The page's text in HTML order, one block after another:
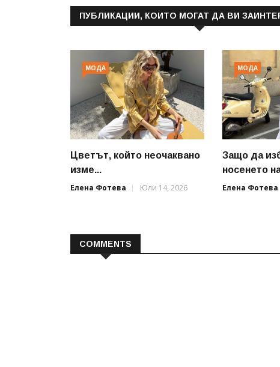
ПУБЛИКАЦИИ, КОИТО МОГАТ ДА ВИ
МОДА
Цветът, който неочаквано
изме...
Елена Фотева
Юли 14, 2026
МОДА
Защо да
носенето
Елена Фотева
COMMENTS